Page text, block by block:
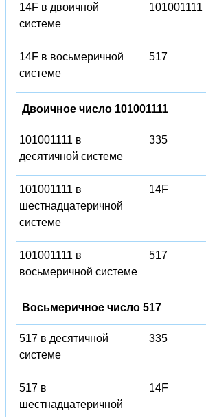
14F в двоичной
системе
101001111
14F в восьмеричной
системе
517
Двоичное число 101001111
101001111 в
десятичной системе
335
101001111 в
шестнадцатеричной
системе
14F
101001111 в
восьмеричной системе
517
Восьмеричное число 517
517 в десятичной
системе
335
517 в
шестнадцатеричной
14F